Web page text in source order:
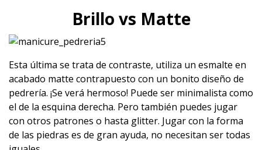
Brillo vs Matte
Esta última se trata de contraste, utiliza un esmalte en
acabado matte contrapuesto con un bonito diseño de
pedrería. ¡Se verá hermoso! Puede ser minimalista como
el de la esquina derecha. Pero también puedes jugar
con otros patrones o hasta glitter. Jugar con la forma
de las piedras es de gran ayuda, no necesitan ser todas